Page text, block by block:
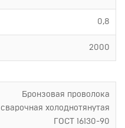
0,8
2000
Бронзовая проволока
сварочная холоднотянутая
ГОСТ 16130-90